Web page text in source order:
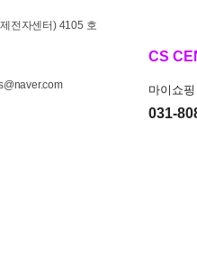
전자센터) 4105 호
CS
마이쇼
031-